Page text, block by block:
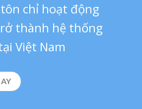
chỉ hoạt động
thành hệ thống
Việt Nam